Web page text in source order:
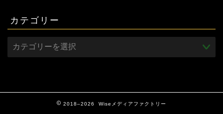
カテゴリー
2018–2026 Wiseメディアファクトリー